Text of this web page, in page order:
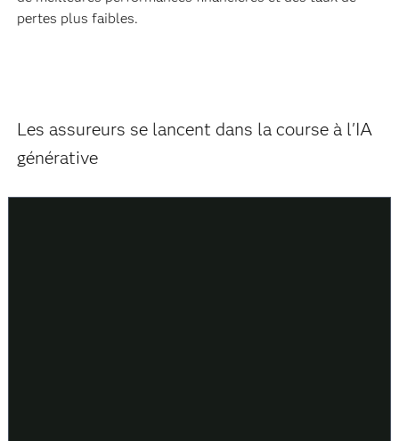
pertes plus faibles.
Les assureurs se lancent dans la course à l'IA
générative